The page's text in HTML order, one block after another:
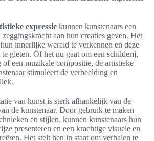
expressie kunnen kunstenaars een
zeggingskracht aan hun creaties geven. Het
innerlijke wereld te verkennen en deze
gieten. Of het nu gaat om een schilderij,
of een muzikale compositie, de artistieke
stimuleert de verbeelding en
van kunst is sterk afhankelijk van de
de kunstenaar. Door gebruik te maken
en stijlen, kunnen kunstenaars hun
presenteren en een krachtige visuele en
Het stelt hen in staat om verhalen te